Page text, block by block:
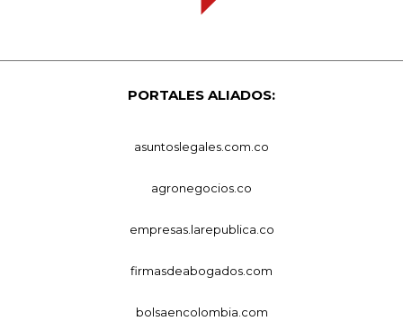
PORTALES ALIADOS:
asuntoslegales.com.co
agronegocios.co
empresas.larepublica.co
firmasdeabogados.com
bolsaencolombia.com